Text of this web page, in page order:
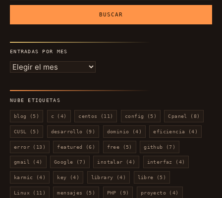
ENTRADAS POR MES
Entradas
mes
NUBE ETIQUETAS
blog (5) c (4) centos (11) config (5) Cpanel (8)
CUSL (5) desarrollo (9) dominio (4) eficiencia (4)
error(13) featured (6) free (5) github (7)
gmail (4) Google (7) instalar (4) interfaz (4)
karmic (4) key (4) library (4) libre (5)
Linux (11) mensajes (5) PHP (9) proyecto (4)